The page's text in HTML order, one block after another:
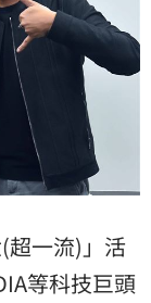
一流)」活
等科技巨頭